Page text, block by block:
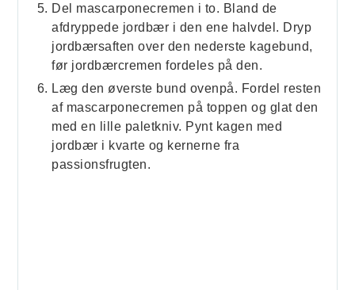
Del mascarponecremen i to. Bland de
afdryppede jordbær i den ene halvdel. Dryp
jordbærsaften over den nederste kagebund,
før jordbærcremen fordeles på den.
Læg den øverste bund ovenpå. Fordel resten
af mascarponecremen på toppen og glat den
med en lille paletkniv. Pynt kagen med
jordbær i kvarte og kernerne fra
passionsfrugten.